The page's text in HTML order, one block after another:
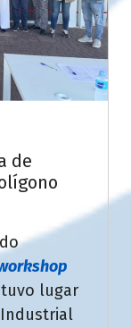
de
lugar